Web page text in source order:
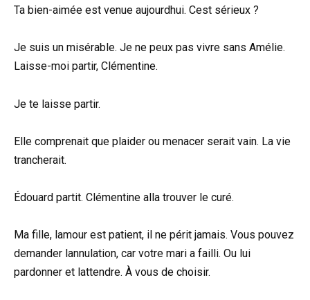
Ta bien-aimée est venue aujourdhui. Cest sérieux ?
Je suis un misérable. Je ne peux pas vivre sans Amélie.
Laisse-moi partir, Clémentine.
Je te laisse partir.
Elle comprenait que plaider ou menacer serait vain. La vie
trancherait.
Édouard partit. Clémentine alla trouver le curé.
Ma fille, lamour est patient, il ne périt jamais. Vous pouvez
demander lannulation, car votre mari a failli. Ou lui
pardonner et lattendre. À vous de choisir.